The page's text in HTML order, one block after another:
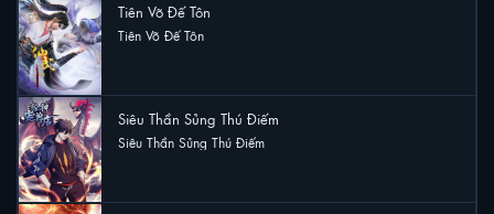
Tiên Võ Đế Tôn
Tiên Võ Đế Tôn
Siêu Thần Sủng Thú Điếm
Siêu Thần Sủng Thú Điếm